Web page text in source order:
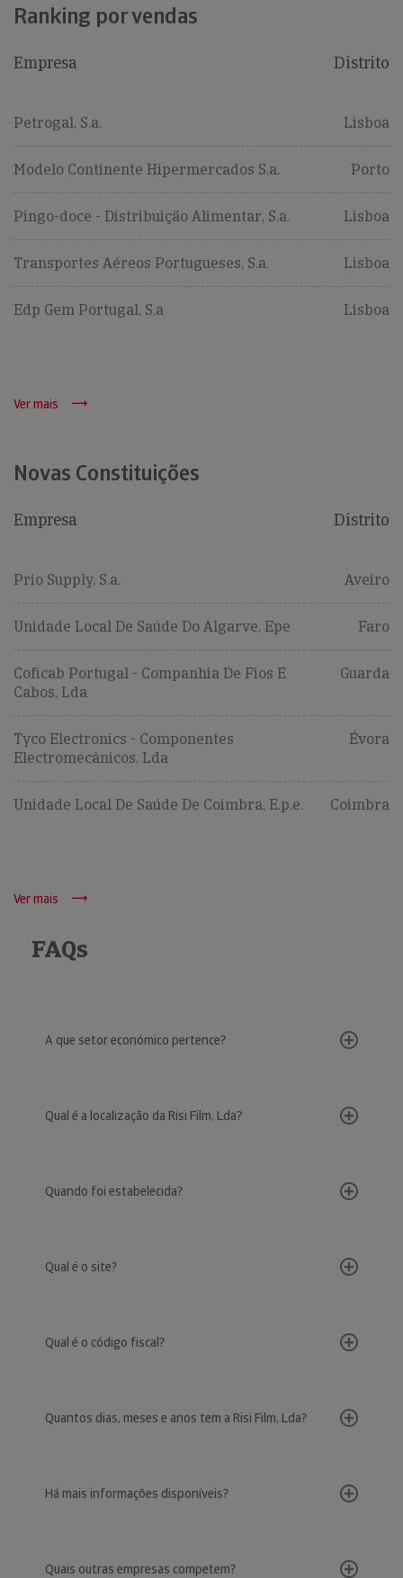
Ranking por vendas
Empresa Distrito
Petrogal, S.a. Lisboa
Modelo Continente Hipermercados S.a. Porto
Pingo-doce - Distribuição Alimentar, S.a. Lisboa
Transportes Aéreos Portugueses, S.a. Lisboa
Edp Gem Portugal, S.a Lisboa
Ver mais
Novas Constituições
Empresa Distrito
Prio Supply, S.a. Aveiro
Unidade Local De Saúde Do Algarve, Epe Faro
Coficab Portugal - Companhia De Fios E
Cabos, Lda
Guarda
Tyco Electronics - Componentes
Electromecânicos, Lda
Évora
Unidade Local De Saúde De Coimbra, E.p.e. Coimbra
Ver mais
FAQs
A que setor económico pertence?
Qual é a localização da Risi Film, Lda?
Quando foi estabelecida?
Qual é o site?
Qual é o código fiscal?
Quantos dias, meses e anos tem a Risi Film, Lda?
Há mais informações disponíveis?
Quais outras empresas competem?